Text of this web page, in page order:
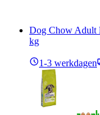
Dog Chow Adult
kg
1-3 werkdagen